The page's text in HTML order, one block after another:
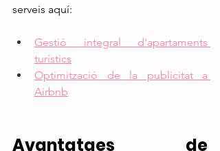
serveis aquí:
Gestió integral d'apartaments
turístics
Optimització de la publicitat a
Airbnb
Avantatges de